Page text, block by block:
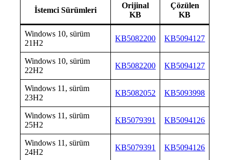
İstemci Sürümleri
Orijinal
KB
Çözülen
KB
Windows 10, sürüm
21H2
KB5082200 KB5094127
Windows 10, sürüm
22H2
KB5082200 KB5094127
Windows 11, sürüm
23H2
KB5082052 KB5093998
Windows 11, sürüm
25H2
KB5079391 KB5094126
Windows 11, sürüm
24H2
KB5079391 KB5094126